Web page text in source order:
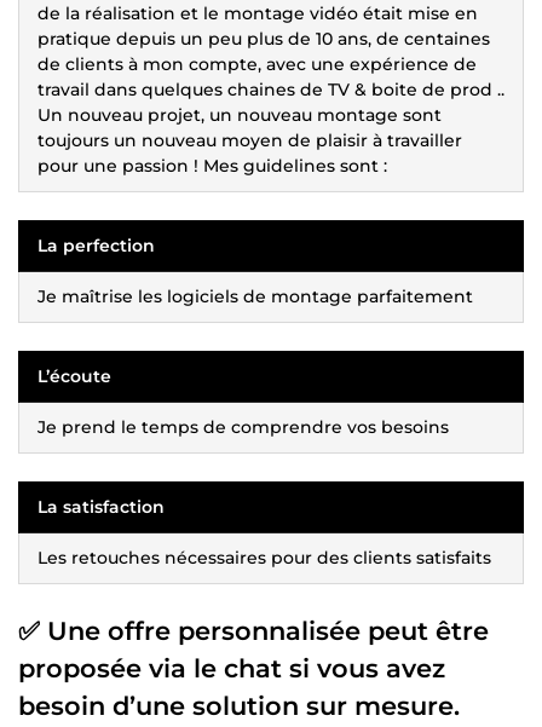
de la réalisation et le montage vidéo était mise en
pratique depuis un peu plus de 10 ans, de centaines
de clients à mon compte, avec une expérience de
travail dans quelques chaines de TV & boite de prod ..
Un nouveau projet, un nouveau montage sont
toujours un nouveau moyen de plaisir à travailler
pour une passion ! Mes guidelines sont :
La perfection
Je maîtrise les logiciels de montage parfaitement
L’écoute
Je prend le temps de comprendre vos besoins
La satisfaction
Les retouches nécessaires pour des clients satisfaits
✅ Une offre personnalisée peut être
proposée via le chat si vous avez
besoin d’une solution sur mesure.